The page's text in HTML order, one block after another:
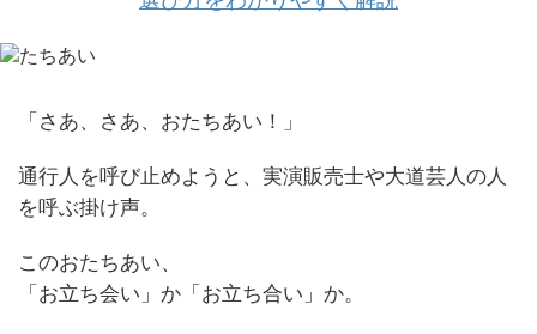
「さあ、さあ、おたちあい！」
通行人を呼び止めようと、実演販売士や大道芸人の人
を呼ぶ掛け声。
このおたちあい、
「お立ち会い」か「お立ち合い」か。